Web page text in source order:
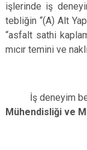
işlerinde iş
tebliğin “(A) Alt
“asfalt sathi
mıcır temini ve
İş deneyim
Mühendisliği ve